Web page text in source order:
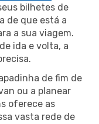
bilhetes de
de que está a
a sua viagem.
ida e volta, a
de fim de
ou a planear
oferece as
vasta rede de